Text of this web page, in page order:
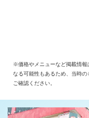
※価格やメニューなど掲載情報
なる可能性もあるため、当時
ご確認ください。